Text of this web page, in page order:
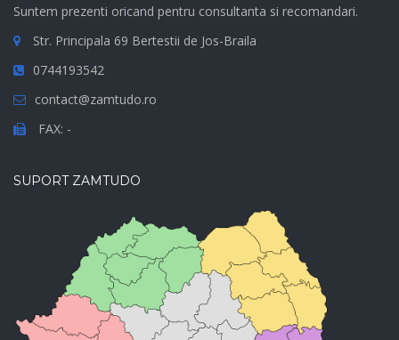
Suntem prezenti oricand pentru consultanta si recomandari.
Str. Principala 69 Bertestii de Jos-Braila
0744193542
contact@zamtudo.ro
FAX: -
SUPORT ZAMTUDO